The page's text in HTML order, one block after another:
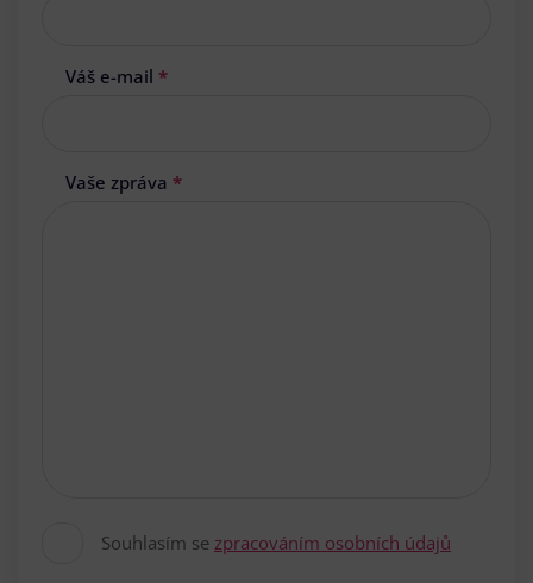
Váš e-mail *
Vaše zpráva *
Souhlasím se zpracováním osobních údajů